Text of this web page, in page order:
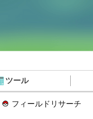
ツール
フィールドリサーチ